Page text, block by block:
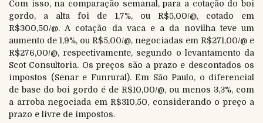
Com isso, na comparação semanal, para a cotação do boi
gordo, a alta foi de 1,7%, ou R$5,00/@, cotado em
R$300,50/@. A cotação da vaca e a da novilha teve um
aumento de 1,9%, ou R$5,00/@, negociadas em R$271,00/@ e
R$276,00/@, respectivamente, segundo o levantamento da
Scot Consultoria. Os preços são a prazo e descontados os
impostos (Senar e Funrural). Em São Paulo, o diferencial
de base do boi gordo é de R$10,00/@, ou menos 3,3%, com
a arroba negociada em R$310,50, considerando o preço a
prazo e livre de impostos.